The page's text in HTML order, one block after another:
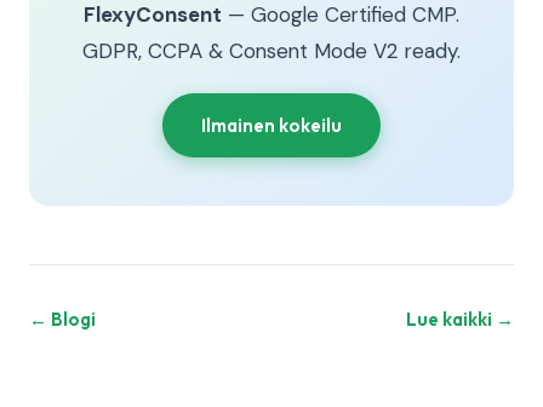
FlexyConsent — Google Certified CMP.
GDPR, CCPA & Consent Mode V2 ready.
Ilmainen kokeilu
← Blogi Lue kaikki →